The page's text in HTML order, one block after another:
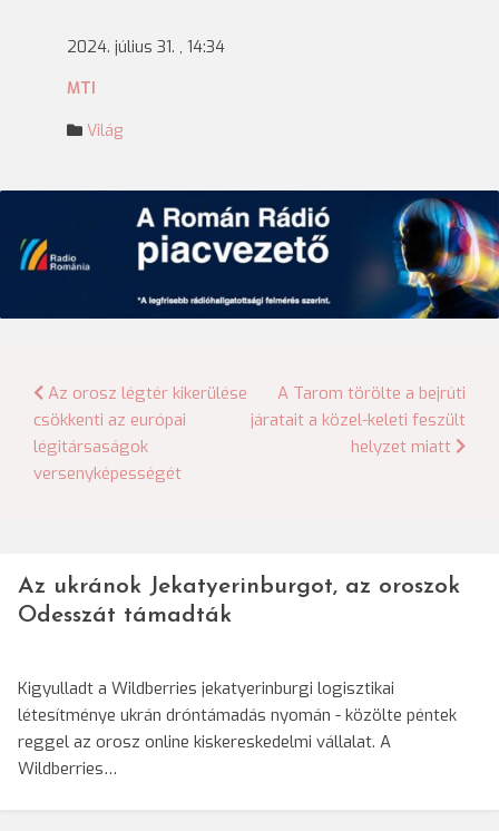
2024. július 31. , 14:34
MTI
Világ
Bejegyzés
navigáció
Az orosz légtér kikerülése
csökkenti az európai
légitársaságok
versenyképességét
A Tarom törölte a bejrúti
járatait a közel-keleti feszült
helyzet miatt
Az ukránok Jekatyerinburgot, az oroszok
Odesszát támadták
Kigyulladt a Wildberries jekatyerinburgi logisztikai
létesítménye ukrán dróntámadás nyomán - közölte péntek
reggel az orosz online kiskereskedelmi vállalat. A
Wildberries…